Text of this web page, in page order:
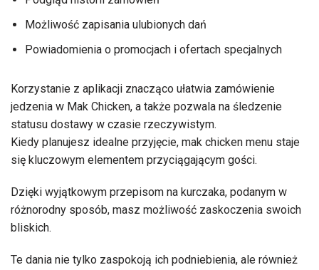
Możliwość zapisania ulubionych dań
Powiadomienia o promocjach i ofertach specjalnych
Korzystanie z aplikacji znacząco ułatwia zamówienie
jedzenia w Mak Chicken, a także pozwala na śledzenie
statusu dostawy w czasie rzeczywistym.
Kiedy planujesz idealne przyjęcie, mak chicken menu staje
się kluczowym elementem przyciągającym gości.
Dzięki wyjątkowym przepisom na kurczaka, podanym w
różnorodny sposób, masz możliwość zaskoczenia swoich
bliskich.
Te dania nie tylko zaspokoją ich podniebienia, ale również